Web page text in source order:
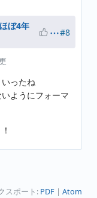
ほぼ4年
#8
ったね
ようにフォーマ
スポート: PDF Atom